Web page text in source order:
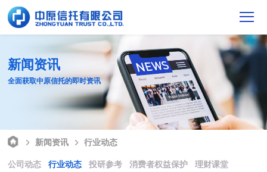
新闻资讯
全面获取中原信托的即时资讯
新闻资讯
行业动态
公司动态
行业动态 投研参考 消费者权益保护
理财课堂